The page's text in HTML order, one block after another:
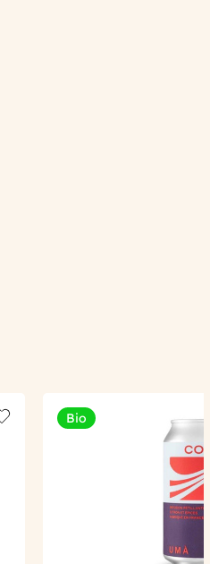
Add to wishlist
Bio